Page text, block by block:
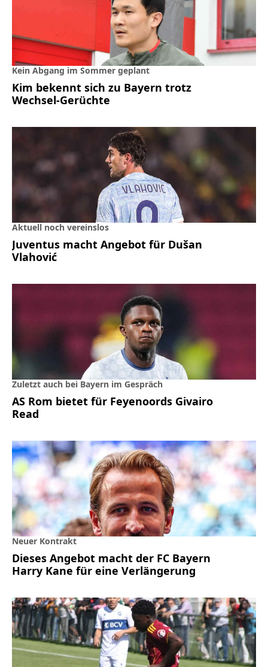
Kein Abgang im Sommer geplant
Kim bekennt sich zu Bayern trotz
Wechsel-Gerüchte
Aktuell noch vereinslos
Juventus macht Angebot für Dušan
Vlahović
Zuletzt auch bei Bayern im Gespräch
AS Rom bietet für Feyenoords Givairo
Read
Neuer Kontrakt
Dieses Angebot macht der FC Bayern
Harry Kane für eine Verlängerung